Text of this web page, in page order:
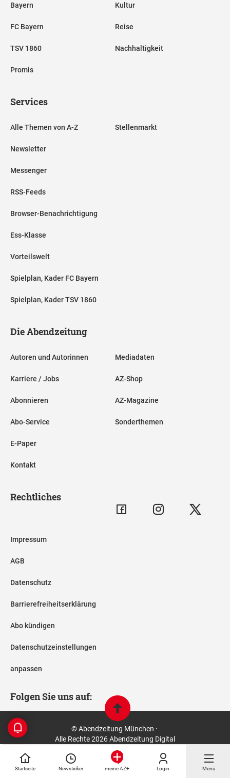
Startseite Newsticker meine AZ+ Login Menü
Bayern
FC Bayern
TSV 1860
Promis
Kultur
Reise
Nachhaltigkeit
Services
Alle Themen von A-Z
Newsletter
Messenger
RSS-Feeds
Browser-Benachrichtigung
Ess-Klasse
Vorteilswelt
Spielplan, Kader FC Bayern
Spielplan, Kader TSV 1860
Stellenmarkt
Die Abendzeitung
Autoren und Autorinnen
Karriere / Jobs
Abonnieren
Abo-Service
E-Paper
Kontakt
Mediadaten
AZ-Shop
AZ-Magazine
Sonderthemen
Rechtliches
Impressum
AGB
Datenschutz
Barrierefreiheitserklärung
Abo kündigen
Datenschutzeinstellungen
anpassen
Folgen Sie uns auf:
© Abendzeitung München ·
Alle Rechte 2026 Abendzeitung Digital